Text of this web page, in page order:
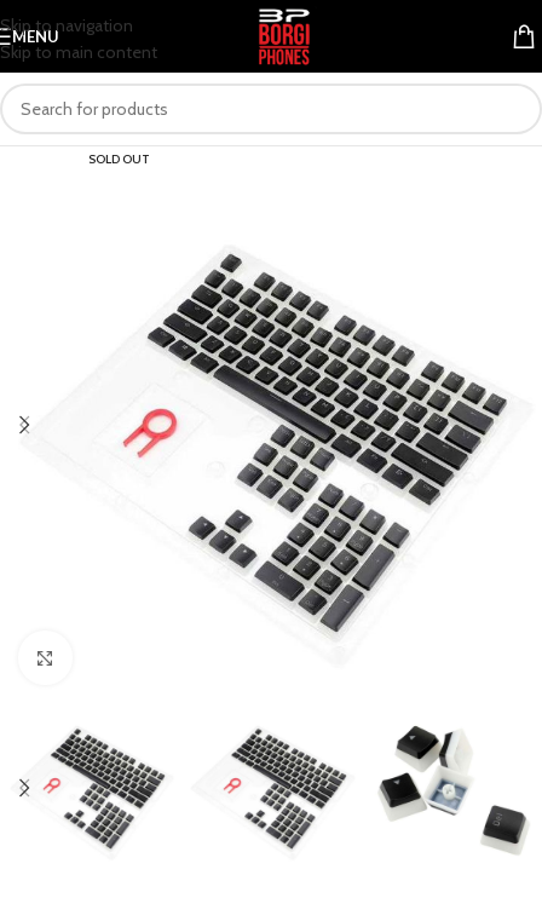
Skip to navigation
Skip to main content
MENU
SOLD OUT